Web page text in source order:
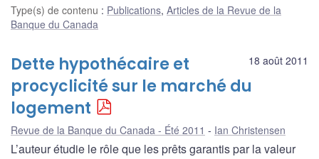
Type(s) de contenu : Publications, Articles de la Revue de la
Banque du Canada
18 août 2011
Dette hypothécaire et
procyclicité sur le marché du
logement
Revue de la Banque du Canada - Été 2011 Ian Christensen
L’auteur étudie le rôle que les prêts garantis par la valeur